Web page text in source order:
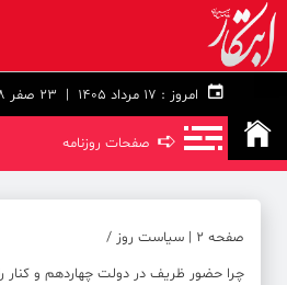
امروز : 23 صفر 1448
➪ صفحات روزنامه
صفحه ۲ | سیاست روز /
چرا حضور ظریف در دولت چهاردهم و